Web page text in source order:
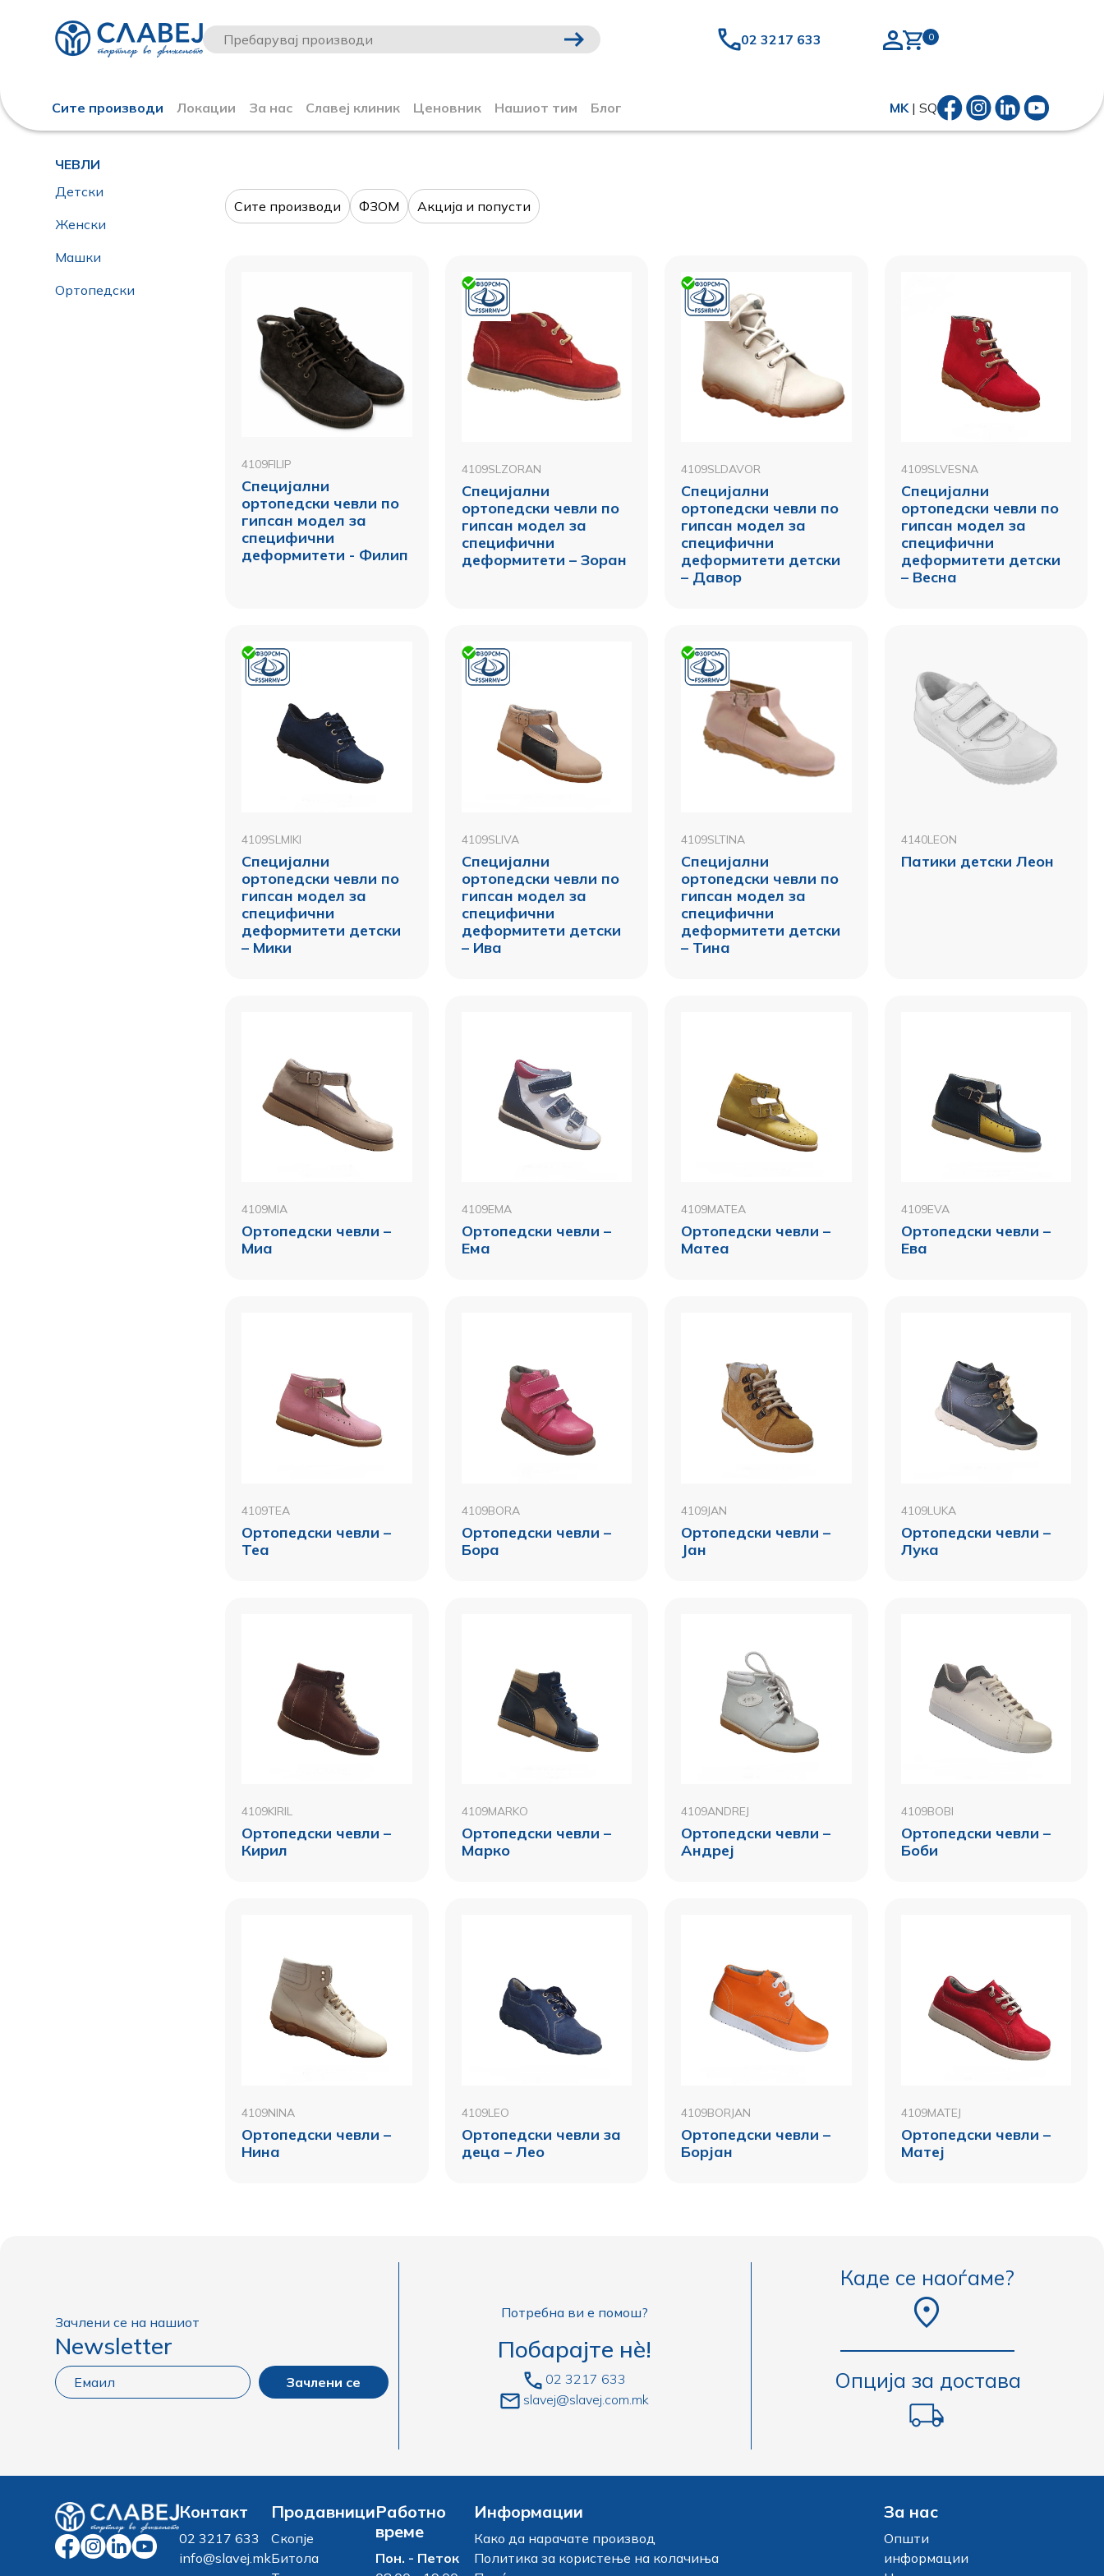
02 3217 633
Сите производи Локации За нас Славеј клиник Ценовник Нашиот тим Блог MK| SQ
ЧЕВЛИ
Детски
Женски
Машки
Oртопедски
Сите производи ФЗОМ Акција и попусти
4109FILIP
Специјални
ортопедски чевли по
гипсан модел за
специфични
деформитети - Филип
4109SLZORAN
Специјални
ортопедски чевли по
гипсан модел за
специфични
деформитети – Зоран
4109SLDAVOR
Специјални
ортопедски чевли по
гипсан модел за
специфични
деформитети детски
– Давор
4109SLVESNA
Специјални
ортопедски чевли по
гипсан модел за
специфични
деформитети детски
– Весна
4109SLMIKI
Специјални
ортопедски чевли по
гипсан модел за
специфични
деформитети детски
– Мики
4109SLIVA
Специјални
ортопедски чевли по
гипсан модел за
специфични
деформитети детски
– Ива
4109SLTINA
Специјални
ортопедски чевли по
гипсан модел за
специфични
деформитети детски
– Тина
4140LEON
Патики детски Леон
4109MIA
Ортопедски чевли –
Миа
4109EMA
Ортопедски чевли –
Ема
4109MATEA
Ортопедски чевли –
Mатеа
4109EVA
Ортопедски чевли –
Ева
4109TEA
Ортопедски чевли –
Теа
4109BORA
Ортопедски чевли –
Бора
4109JAN
Ортопедски чевли –
Јан
4109LUKA
Ортопедски чевли –
Лука
4109KIRIL
Ортопедски чевли –
Кирил
4109MARKO
Ортопедски чевли –
Марко
4109ANDREJ
Ортопедски чевли –
Андреј
4109BOBI
Ортопедски чевли –
Боби
4109NINA
Ортопедски чевли –
Нина
4109LEO
Ортопедски чевли за
деца – Лео
4109BORJAN
Ортопедски чевли –
Борјан
4109MATEJ
Ортопедски чевли –
Матеј
Зачлени се на нашиот
Newsletter
Зачлени се
Потребна ви е помош?
Побарајте нè!
02 3217 633
slavej@slavej.com.mk
Каде се наоѓаме?
Опција за достава
Контакт
02 3217 633
info@slavej.mk
Продавници
Скопје
Битола
Работно
време
Пон. - Петок
Информации
Како да нарачате производ
Политика за користење на колачиња
За нас
Општи
информации